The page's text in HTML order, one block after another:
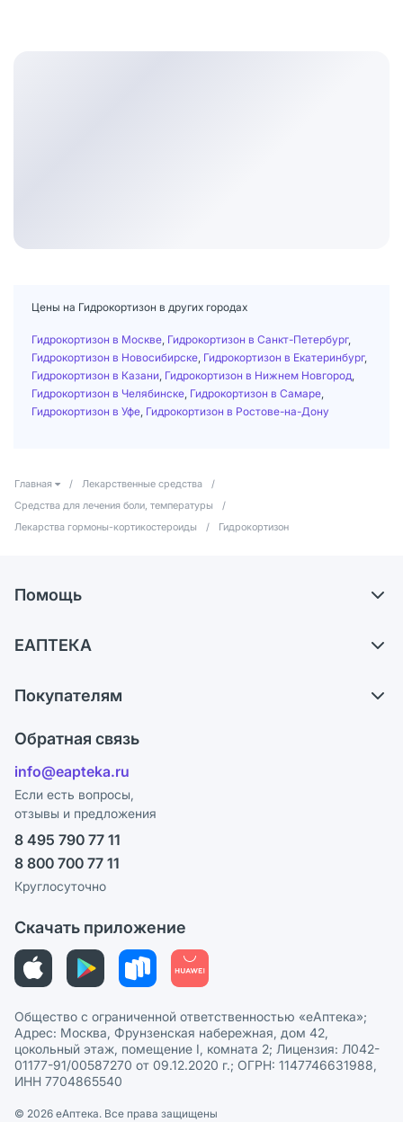
Цены на Гидрокортизон в других городах
Гидрокортизон в Москве Гидрокортизон в Санкт-Петербург,
Гидрокортизон в Новосибирске Гидрокортизон в Екатеринбург,
Гидрокортизон в Казани Гидрокортизон в Нижнем Новгород
Гидрокортизон в Челябинске Гидрокортизон в Самаре
Гидрокортизон в Уфе Гидрокортизон в Ростове-на-Дону
Главная / Лекарственные средства
/
Средства для лечения боли, температуры
/
Лекарства гормоны-кортикостероиды
/ Гидрокортизон
Помощь
Обмен и возврат
Блог
ЕАПТЕКА
Карьера
Поставщики
Лицензия
Реклама на сайте
Ваши товары на ЕАПТЕКЕ
СМИ о нас
Покупателям
Программа СберСпасибо
Политика конфиденциальности
Пользовательское соглашение
Политика рекомендаций
Политика в отношении обработки персональных данных
Обратная связь
info@eapteka.ru
Если есть вопросы,
отзывы и предложения
8 495 790 77 11
8 800 700 77 11
Круглосуточно
Скачать приложение
Общество с ограниченной ответственностью «еАптека»;
Адрес: Москва, Фрунзенская набережная, дом 42,
цокольный этаж, помещение I, комната 2; Лицензия: Л042-
01177-91/00587270 от 09.12.2020 г.; ОГРН: 1147746631988,
ИНН 7704865540
© 2026 eАптека. Все права защищены